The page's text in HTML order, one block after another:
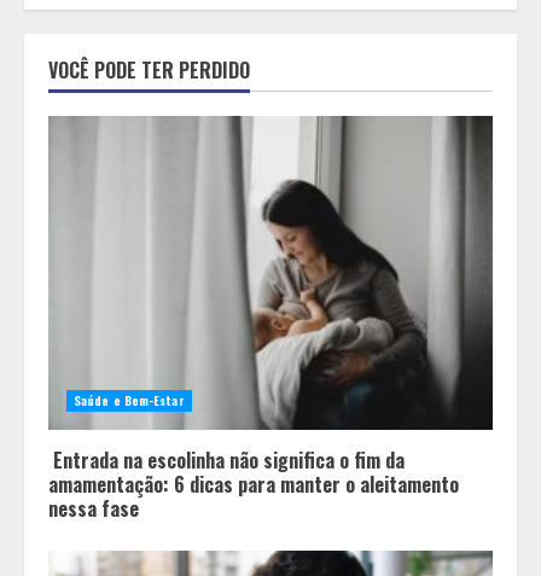
universitário: adultos que
conciliam estudo, trabalho e
família
Os 10 comportamentos que mais
destroem um relacionamento e a
maioria dos casais nem percebe
Você sabia que o frio também afeta
os pneus? Veja cuidados
fundamentais antes de pegar a
estrada no inverno
VOCÊ PODE TER PERDIDO
Saúde e Bem-Estar
Entrada na escolinha não significa o fim da
amamentação: 6 dicas para manter o aleitamento
nessa fase